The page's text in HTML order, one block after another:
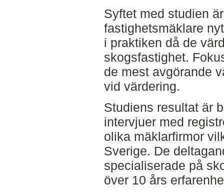
Syftet med studien
fastighetsmäklare
i praktiken då de
skogsfastighet.
de mest avgörande
vid värdering.
Studiens resultat är
intervjuer med
olika mäklarfirmor
Sverige. De
specialiserade på
över 10 års